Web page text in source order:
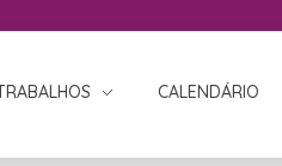
CALENDÁRIO